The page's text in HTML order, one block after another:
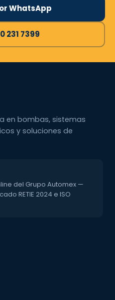
WhatsApp
231 7399
en bombas, sistemas
y soluciones de
del Grupo Automex —
RETIE 2024 e ISO